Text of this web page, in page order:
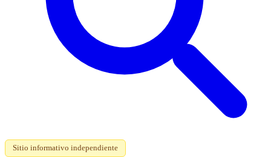
Sitio informativo independiente